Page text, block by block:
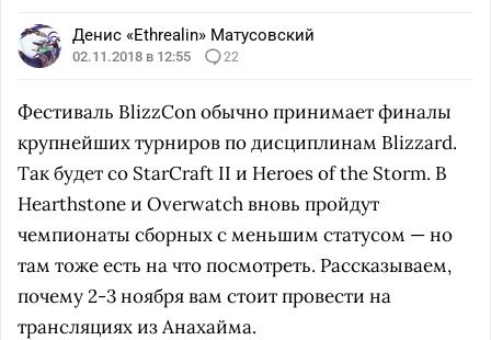
Денис «Ethrealin» Матусовский
02.11.2018 в 12:55 22
Фестиваль BlizzCon обычно принимает финалы
крупнейших турниров по дисциплинам Blizzard.
Так будет со StarCraft II и Heroes of the Storm. В
Hearthstone и Overwatch вновь пройдут
чемпионаты сборных с меньшим статусом — но
там тоже есть на что посмотреть. Рассказываем,
почему 2-3 ноября вам стоит провести на
трансляциях из Анахайма.